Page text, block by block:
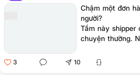
Chủ tịch Học viện Tân Trí)
Chậm một đơn
người?
Tầm này shipper
chuyện thường.
hàng phần lớn
3 10